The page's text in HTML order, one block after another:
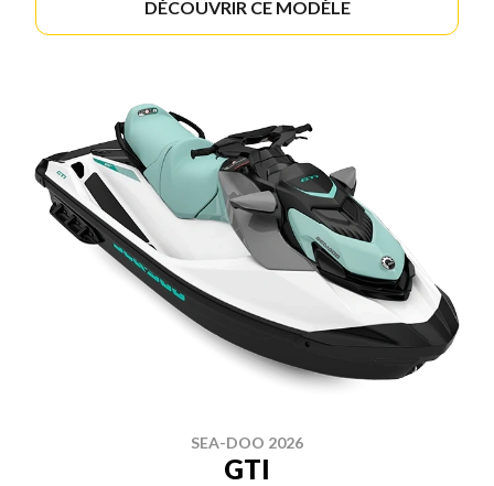
DÉCOUVRIR CE MODÈLE
SEA-DOO 2026
GTI